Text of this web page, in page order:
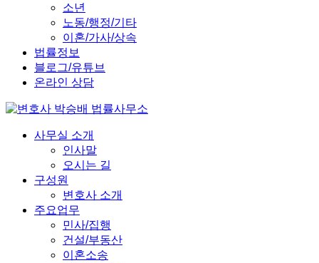
소년
노동/행정/기타
이혼/가사/상속
법률정보
블로그/유튜브
온라인 상담
사무실 소개
인사말
오시는 길
구성원
변호사 소개
주요업무
민사/집행
건설/부동산
이혼소송